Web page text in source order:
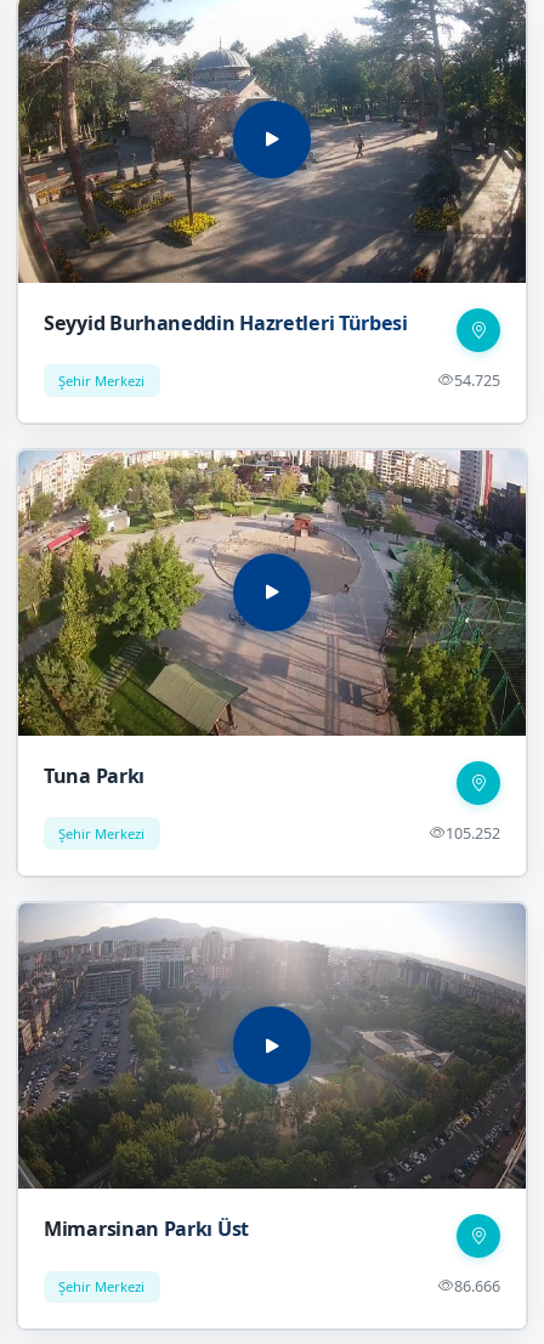
Seyyid Burhaneddin Hazretleri Türbesi
Şehir Merkezi 54.725
Tuna Parkı
Şehir Merkezi 105.252
Mimarsinan Parkı Üst
Şehir Merkezi 86.666